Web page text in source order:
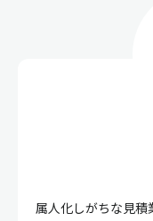
属人化しがちな見